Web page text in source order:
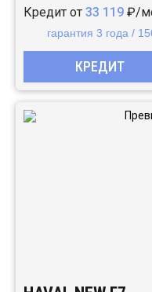
Кредит от 33 119 ₽/
гарантия 3 года /
КРЕДИТ